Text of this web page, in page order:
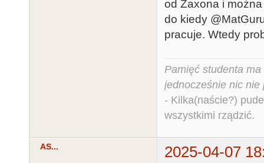
od Zaxona i
do kiedy
pracuje. Wtedy
Pamięć studenta
jednocześnie nic nie
- Kilka(naście?)
wszystkimi rządzić.
AS...
2025-04-07